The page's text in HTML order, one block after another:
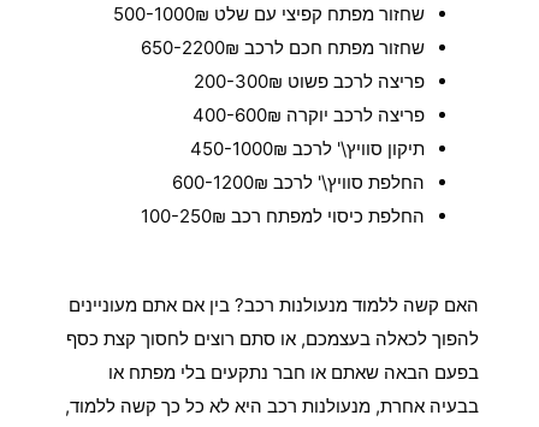
שחזור מפתח קפיצי עם שלט 500-1000₪
שחזור מפתח חכם לרכב 650-2200₪
פריצה לרכב פשוט 200-300₪
פריצה לרכב יוקרה 400-600₪
תיקון סוויץ\' לרכב 450-1000₪
החלפת סוויץ\' לרכב 600-1200₪
החלפת כיסוי למפתח רכב 100-250₪
האם קשה ללמוד מנעולנות רכב? בין אם אתם מעוניינים
להפוך לכאלה בעצמכם, או סתם רוצים לחסוך קצת כסף
בפעם הבאה שאתם או חבר נתקעים בלי מפתח או
בבעיה אחרת, מנעולנות רכב היא לא כל כך קשה ללמוד,